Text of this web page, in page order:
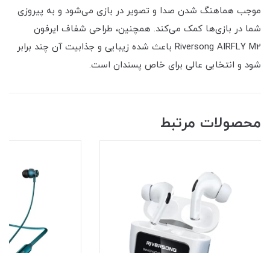
موجب هماهنگ شدن صدا و تصویر در بازی می‌شود و به پیروزی
شما در بازی‌ها کمک می‌کند. همچنین، طراحی شفاف ایرفون
Riversong AIRFLY M2 باعث شده زیبایی و جذابیت آن چند برابر
شود و انتخابی عالی برای خاص پسندان است.
محصولات مرتبط